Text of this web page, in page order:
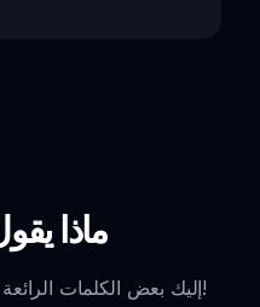
ماذا
إليك بعض الكلمات الرائعة من عشاق سبراينكي سبراكل!